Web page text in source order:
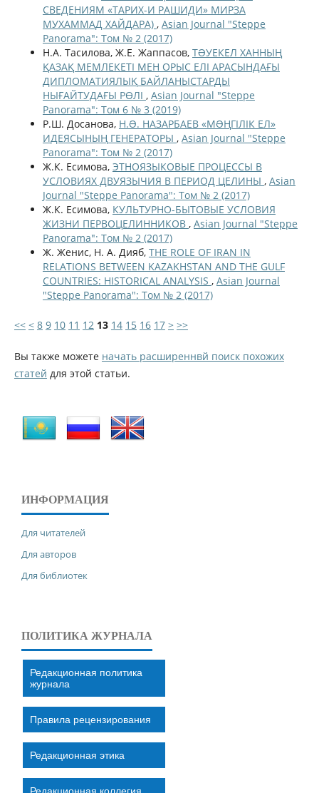
СВЕДЕНИЯМ «ТАРИХ-И РАШИДИ» МИРЗА
МУХАММАД ХАЙДАРА) , Asian Journal "Steppe
Panorama": Том № 2 (2017)
Н.А. Тасилова, Ж.Е. Жаппасов, ТƏУЕКЕЛ ХАННЫҢ
ҚАЗАҚ МЕМЛЕКЕТІ МЕН ОРЫС ЕЛІ АРАСЫНДАҒЫ
ДИПЛОМАТИЯЛЫҚ БАЙЛАНЫСТАРДЫ
НЫҒАЙТУДАҒЫ РӨЛІ , Asian Journal "Steppe
Panorama": Том 6 № 3 (2019)
Р.Ш. Досанова, Н.Ə. НАЗАРБАЕВ «МƏҢГІЛІК ЕЛ»
ИДЕЯСЫНЫҢ ГЕНЕРАТОРЫ , Asian Journal "Steppe
Panorama": Том № 2 (2017)
Ж.К. Есимова, ЭТНОЯЗЫКОВЫЕ ПРОЦЕССЫ В
УСЛОВИЯХ ДВУЯЗЫЧИЯ В ПЕРИОД ЦЕЛИНЫ , Asian
Journal "Steppe Panorama": Том № 2 (2017)
Ж.К. Есимова, КУЛЬТУРНО-БЫТОВЫЕ УСЛОВИЯ
ЖИЗНИ ПЕРВОЦЕЛИННИКОВ , Asian Journal "Steppe
Panorama": Том № 2 (2017)
Ж. Женис, Н. А. Дияб, THE ROLE OF IRAN IN
RELATIONS BETWEEN KAZAKHSTAN AND THE GULF
COUNTRIES: HISTORICAL ANALYSIS , Asian Journal
"Steppe Panorama": Том № 2 (2017)
<< < 8 9 10 11 12 13 14 15 16 17 > >>
Вы также можете начать расширеннвй поиск похожих
статей для этой статьи.
ИНФОРМАЦИЯ
Для читателей
Для авторов
Для библиотек
ПОЛИТИКА ЖУРНАЛА
Редакционная политика
журнала
Правила рецензирования
Редакционная этика
Редакционная коллегия